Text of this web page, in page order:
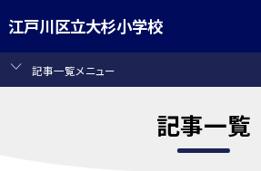
江戸川区立大杉小学校
記事一覧メニュー
記事一覧